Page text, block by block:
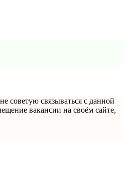
советую связываться с данной
вакансии на своём сайте,